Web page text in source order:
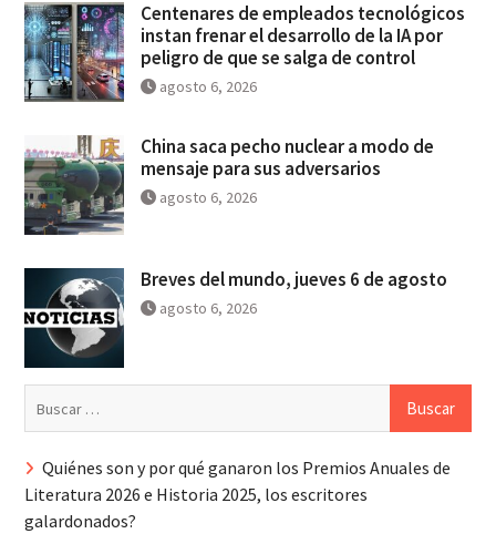
Centenares de empleados tecnológicos
instan frenar el desarrollo de la IA por
peligro de que se salga de control
agosto 6, 2026
China saca pecho nuclear a modo de
mensaje para sus adversarios
agosto 6, 2026
Breves del mundo, jueves 6 de agosto
agosto 6, 2026
Quiénes son y por qué ganaron los Premios Anuales de
Literatura 2026 e Historia 2025, los escritores
galardonados?